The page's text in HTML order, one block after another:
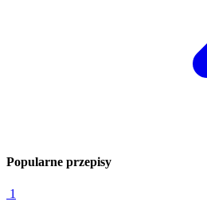
Popularne przepisy
1